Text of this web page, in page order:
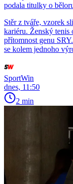
podala titulky o
Stěr z tváře, vzorek
kariéru. Ženský tenis
přítomnost genu
se kolem jednoho
SportWin
dnes, 11:50
2 min